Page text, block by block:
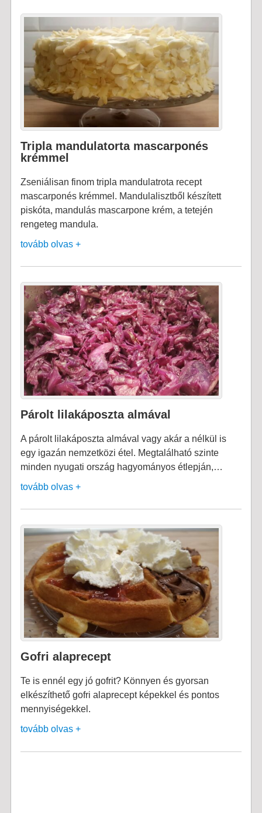
Tripla mandulatorta mascarponés
krémmel
Zseniálisan finom tripla mandulatrota recept
mascarponés krémmel. Mandulalisztből készített
piskóta, mandulás mascarpone krém, a tetején
rengeteg mandula.
tovább olvas +
Párolt lilakáposzta almával
A párolt lilakáposzta almával vagy akár a nélkül is
egy igazán nemzetközi étel. Megtalálható szinte
minden nyugati ország hagyományos étlepján,…
tovább olvas +
Gofri alaprecept
Te is ennél egy jó gofrit? Könnyen és gyorsan
elkészíthető gofri alaprecept képekkel és pontos
mennyiségekkel.
tovább olvas +